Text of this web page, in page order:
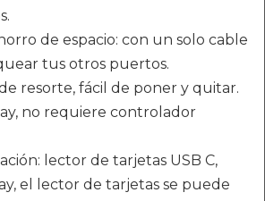
de espacio: con un solo cable
tus otros puertos.
resorte, fácil de poner y quitar.
no requiere controlador
lector de tarjetas USB C,
el lector de tarjetas se puede